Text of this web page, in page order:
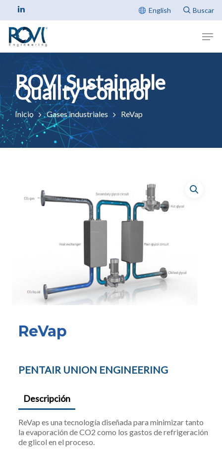
English
Inicio Gases industriales ReVap
ReVap
PENTAIR UNION ENGINEERING
Descripción
ReVap es una tecnología diseñada para minimizar tanto
la evaporación de CO2 como los gastos de refrigeración
de glicol en el proceso.